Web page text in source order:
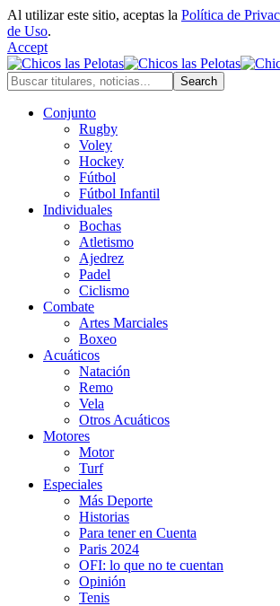
Al utilizar este sitio, aceptas la Política de
de Uso.
Accept
Conjunto
Rugby
Voley
Hockey
Fútbol
Fútbol Infantil
Individuales
Bochas
Atletismo
Ajedrez
Padel
Ciclismo
Combate
Artes Marciales
Boxeo
Acuáticos
Natación
Remo
Vela
Otros Acuáticos
Motores
Motor
Turf
Especiales
Más Deporte
Historias
Para tener en Cuenta
Paris 2024
OFI: lo que no te cuentan
Opinión
Tenis